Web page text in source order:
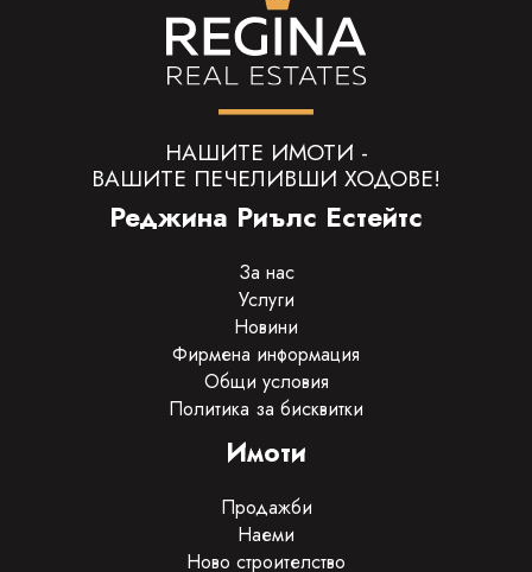
НАШИТЕ ИМОТИ -
ВАШИТЕ ПЕЧЕЛИВШИ ХОДОВЕ!
Реджина Риълс Естейтс
За нас
Услуги
Новини
Фирмена информация
Общи условия
Политика за бисквитки
Имоти
Продажби
Наеми
Ново строителство